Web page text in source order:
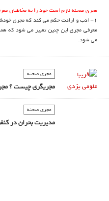
مجری صحنه لازم است خود را به مخاطبان
1- ادب و ارادت حکم می کند که مجری
معرفی مجری این چنین تعبیر می شود که
می شود.
مجري صحنه
مجريگری چيست ؟
مجري صحنه
مدیریت بحران در